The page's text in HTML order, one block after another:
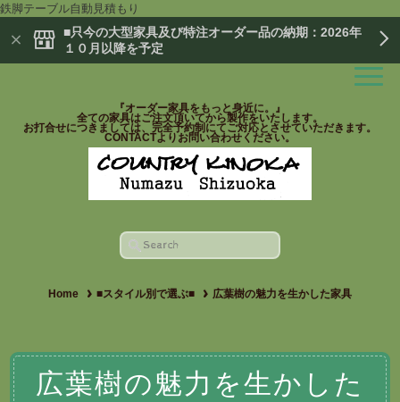
鉄脚テーブル自動見積もり
■只今の大型家具及び特注オーダー品の納期：2026年
１０月以降を予定
『オーダー家具をもっと身近に。』
全ての家具はご注文頂いてから製作をいたします。
お打合せにつきましては、完全予約制にてご対応とさせていただきます。
CONTACTよりお問い合わせください。
Home ■スタイル別で選ぶ■ 広葉樹の魅力を生かした家具
広葉樹の魅力を生かした